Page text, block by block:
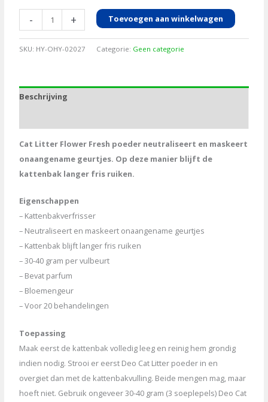
-
Deo
Cat
750g
aantal
+ Toevoegen aan winkelwagen
SKU: HY-OHY-02027 Categorie: Geen categorie
Beschrijving
Cat Litter Flower Fresh poeder neutraliseert en maskeert
onaangename geurtjes. Op deze manier blijft de
kattenbak langer fris ruiken.
Eigenschappen
– Kattenbakverfrisser
– Neutraliseert en maskeert onaangename geurtjes
– Kattenbak blijft langer fris ruiken
– 30-40 gram per vulbeurt
– Bevat parfum
– Bloemengeur
– Voor 20 behandelingen
Toepassing
Maak eerst de kattenbak volledig leeg en reinig hem grondig
indien nodig. Strooi er eerst Deo Cat Litter poeder in en
overgiet dan met de kattenbakvulling. Beide mengen mag, maar
hoeft niet. Gebruik ongeveer 30-40 gram (3 soeplepels) Deo Cat